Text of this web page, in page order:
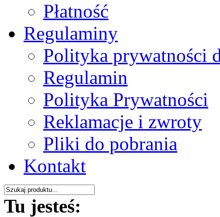
Płatność
Regulaminy
Polityka prywatności
Regulamin
Polityka Prywatności
Reklamacje i zwroty
Pliki do pobrania
Kontakt
Tu jesteś: